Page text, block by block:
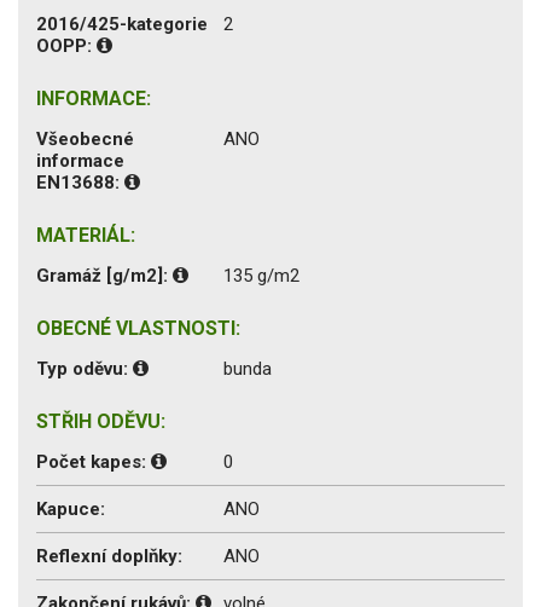
2016/425-kategorie
OOPP:
2
INFORMACE:
Všeobecné
informace
EN13688:
ANO
MATERIÁL:
Gramáž [g/m2]: 135 g/m2
OBECNÉ VLASTNOSTI:
Typ oděvu: bunda
STŘIH ODĚVU:
Počet kapes: 0
Kapuce: ANO
Reflexní doplňky: ANO